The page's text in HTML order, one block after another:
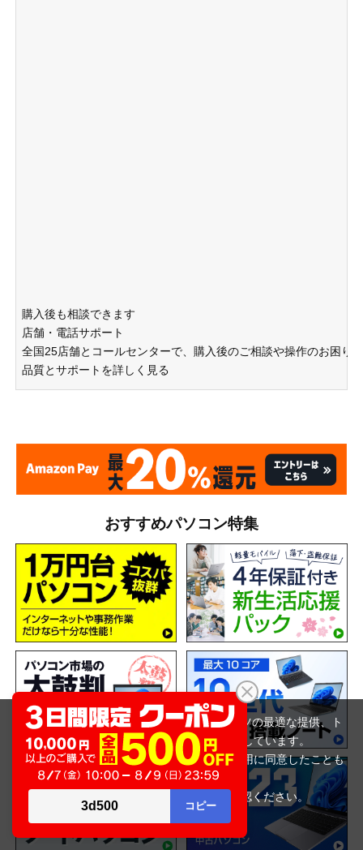
購入後も相談できます
店舗・電話サポート
全国25店舗とコールセンターで、購入後のご相談や操作のお困り
品質とサポートを詳しく見る
おすすめパソコン特集
当サイトでは利用体験の向上およびコンテンツの最適な提供、ト
ラフィックの分析を目的としてCookieを使用しています。
サイトの閲覧を継続された場合、Cookieの利用に同意したことも
のといたします。
をご確認ください。
承諾する